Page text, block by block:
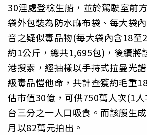
30浬處登檢生船，並於駕駛室前
袋外包裝為防水麻布袋、每大袋
音之疑似毒品物(每大袋內含18至
約1公斤，總共1,695包)，後續將
港搜索，經抽樣以手持式拉曼光
級毒品愷他命，共計查獲約毛重
估市值30億，可供750萬人次(1
台三分之一人口吸食。而該艘生
月以82萬元拍出。